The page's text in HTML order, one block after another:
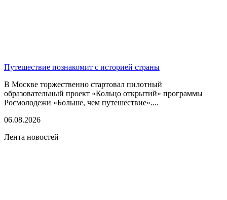
Путешествие познакомит с историей страны
В Москве торжественно стартовал пилотный
образовательный проект «Кольцо открытий» программы
Росмолодежи «Больше, чем путешествие»....
06.08.2026
Лента новостей